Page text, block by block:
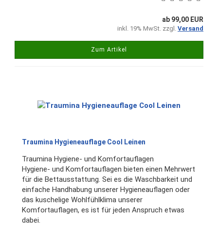
ab 99,00 EUR
inkl. 19% MwSt. zzgl. Versand
Zum Artikel
Traumina Hygieneauflage Cool Leinen
Traumina Hygiene- und Komfortauflagen
Hygiene- und Komfortauflagen bieten einen Mehrwert
für die Bettausstattung. Sei es die Waschbarkeit und
einfache Handhabung unserer Hygieneauflagen oder
das kuschelige Wohlfühlklima unserer
Komfortauflagen, es ist für jeden Anspruch etwas
dabei.